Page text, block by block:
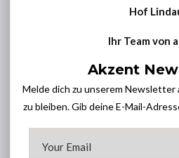
Hof
Ihr Team von
Akzent
Melde dich zu unserem Newsletter
zu bleiben. Gib deine E-Mail-